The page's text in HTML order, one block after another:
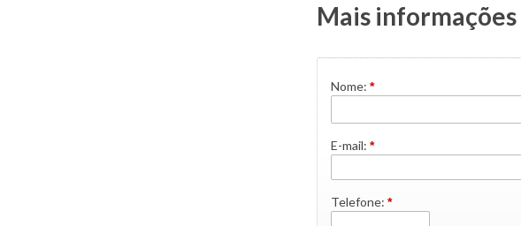
Mais informações
Nome: *
E-mail: *
Telefone: *